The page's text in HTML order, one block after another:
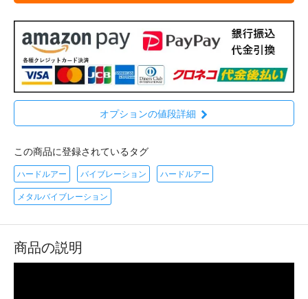
オプションの値段詳細
この商品に登録されているタグ
ハードルアー バイブレーション ハードルアー
メタルバイブレーション
商品の説明